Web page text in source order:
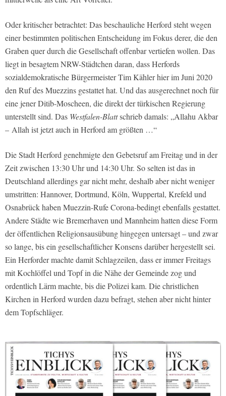
Oder kritischer betrachtet: Das beschauliche Herford steht wegen
einer bestimmten politischen Entscheidung im Fokus derer, die den
Graben quer durch die Gesellschaft offenbar vertiefen wollen. Das
liegt in besagtem NRW-Städtchen daran, dass Herfords
sozialdemokratische Bürgermeister Tim Kähler hier im Juni 2020
den Ruf des Muezzins gestattet hat. Und das ausgerechnet noch für
eine jener Ditib-Moscheen, die direkt der türkischen Regierung
unterstellt sind. Das Westfalen-Blattschrieb damals: „Allahu Akbar
– Allah ist jetzt auch in Herford am größten …“
Die Stadt Herford genehmigte den Gebetsruf am Freitag und in der
Zeit zwischen 13:30 Uhr und 14:30 Uhr. So selten ist das in
Deutschland allerdings gar nicht mehr, deshalb aber nicht weniger
umstritten: Hannover, Dortmund, Köln, Wuppertal, Krefeld und
Osnabrück haben Muezzin-Rufe Corona-bedingt ebenfalls gestattet.
Andere Städte wie Bremerhaven und Mannheim hatten diese Form
der öffentlichen Religionsausübung hingegen untersagt – und zwar
so lange, bis ein gesellschaftlicher Konsens darüber hergestellt sei.
Ein Herforder machte damit Schlagzeilen, dass er immer Freitags
mit Kochlöffel und Topf in die Nähe der Gemeinde zog und
ordentlich Lärm machte, bis die Polizei kam. Die christlichen
Kirchen in Herford wurden dazu befragt, stehen aber nicht hinter
dem Topfschläger.